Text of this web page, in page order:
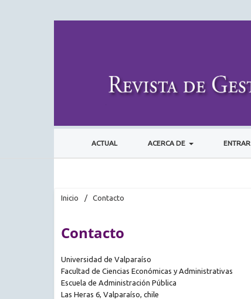
ACTUAL ACERCA DE ENTRAR
Inicio / Contacto
Contacto
Universidad de Valparaíso
Facultad de Ciencias Económicas y Administrativas
Escuela de Administración Pública
Las Heras 6, Valparaíso, chile